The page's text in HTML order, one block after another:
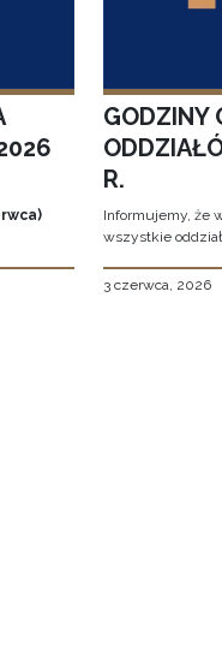
GODZINY
R.
Informujemy, że
wszystkie
3 czerwca, 2026